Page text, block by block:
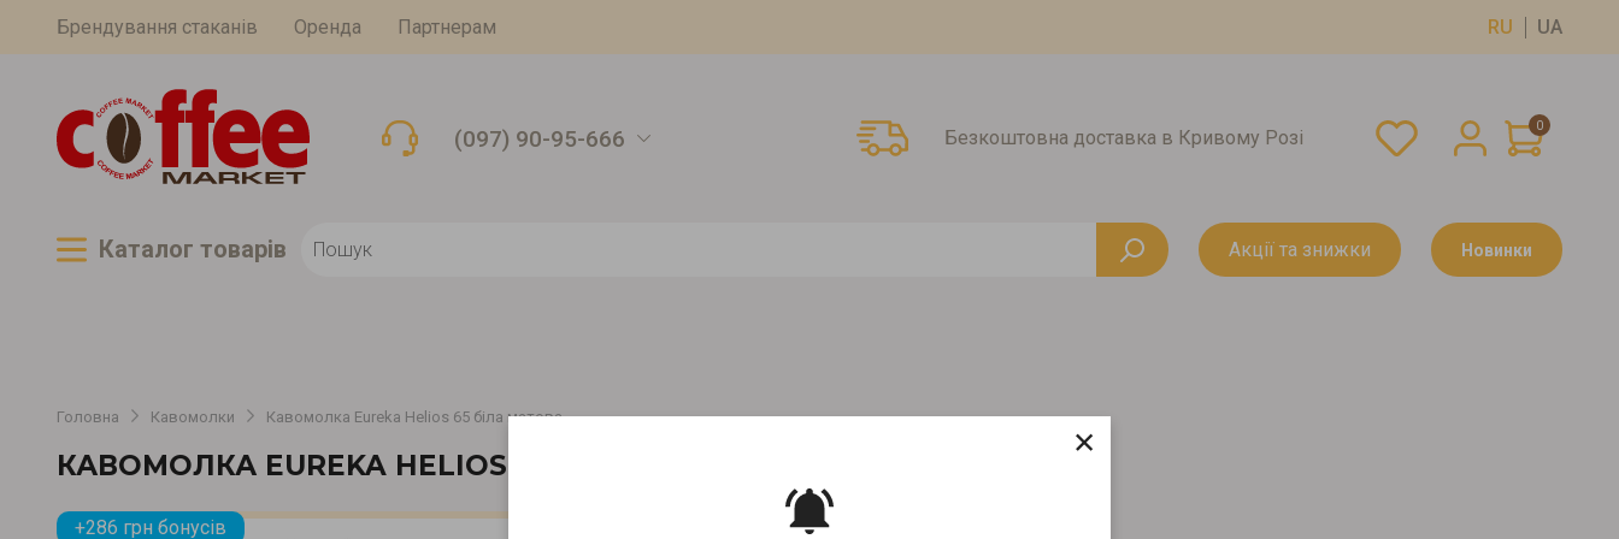
×
Брендування стаканів Оренда Партнерам RU UA
(097) 90-95-666 Безкоштовна доставка в Кривому Розі
0
Каталог товарiв Акції та знижки Новинки
Головна Кавомолки Кавомолка Eureka Helios 65 біла матова
КАВОМОЛКА EUREKA HELIOS 65 БІЛА МАТОВА
+286 грн бонусів